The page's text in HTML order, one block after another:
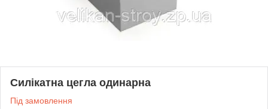
Силікатна цегла одинарна
Під замовлення